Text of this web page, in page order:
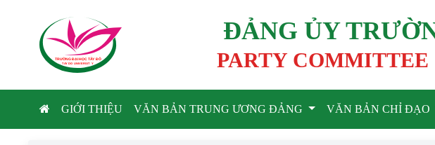
TRƯỜNG ĐẠI HỌC TÂY ĐÔ
TAY DO UNIVERSIT Y
ĐẢNG ỦY
PARTY COMMITTEE
GIỚI THIỆU VĂN BẢN TRUNG ƯƠNG ĐẢNG VĂN BẢN CHỈ ĐẠO